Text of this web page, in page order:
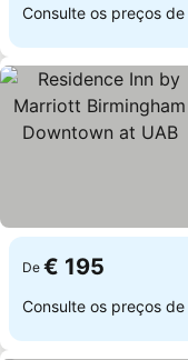
Consulte os preços de
De € 195
Consulte os preços de